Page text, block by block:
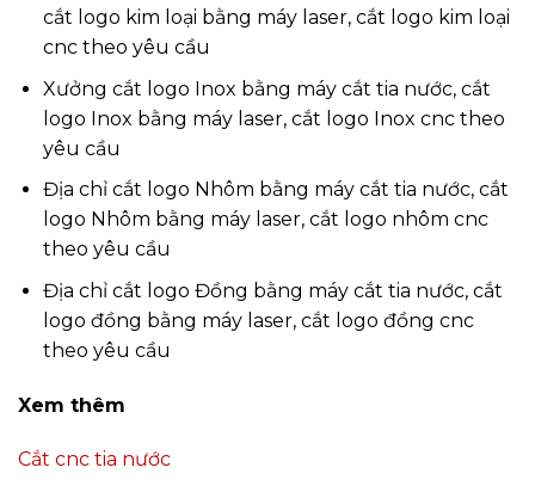
cắt logo kim loại bằng máy laser, cắt logo kim loại
cnc theo yêu cầu
Xưởng cắt logo Inox bằng máy cắt tia nước, cắt
logo Inox bằng máy laser, cắt logo Inox cnc theo
yêu cầu
Địa chỉ cắt logo Nhôm bằng máy cắt tia nước, cắt
logo Nhôm bằng máy laser, cắt logo nhôm cnc
theo yêu cầu
Địa chỉ cắt logo Đồng bằng máy cắt tia nước, cắt
logo đồng bằng máy laser, cắt logo đồng cnc
theo yêu cầu
Xem thêm
Cắt cnc tia nước